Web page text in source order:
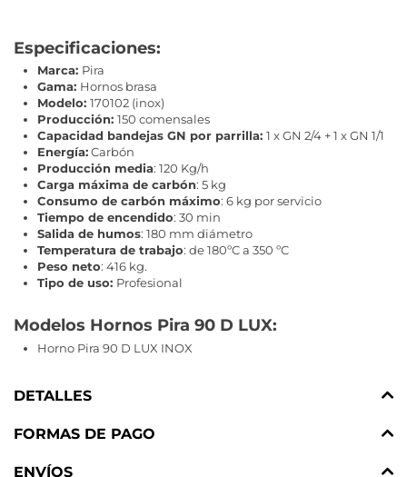
Especificaciones:
Marca: Pira
Gama: Hornos brasa
Modelo: 170102 (inox)
Producción: 150 comensales
Capacidad bandejas GN por parrilla: 1 x GN 2/4 + 1 x GN 1/1
Energía:Carbón
Producción media: 120 Kg/h
Carga máxima de carbón: 5 kg
Consumo de carbón máximo: 6 kg por servicio
Tiempo de encendido: 30 min
Salida de humos: 180 mm diámetro
Temperatura de trabajo: de 180ºC a 350 ºC
Peso neto: 416 kg.
Tipo de uso: Profesional
Modelos Hornos Pira 90 D LUX:
Horno Pira 90 D LUX INOX
DETALLES
FORMAS DE PAGO
ENVÍOS